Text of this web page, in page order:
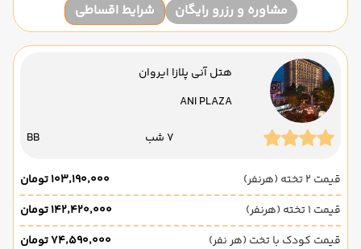
مشاوره و رزرو رایگان شرایط اقساطی
هتل آنی پلازا ایروان
ANI PLAZA
7 شب BB
قیمت 2 تخته (هرنفر)
۱۰۳٬۱۹۰٬۰۰۰ تومان
قیمت 1 تخته (هرنفر)
۱۴۲٬۴۲۰٬۰۰۰ تومان
قیمت کودک با تخت (هر نفر)
۷۴٬۵۹۰٬۰۰۰ تومان